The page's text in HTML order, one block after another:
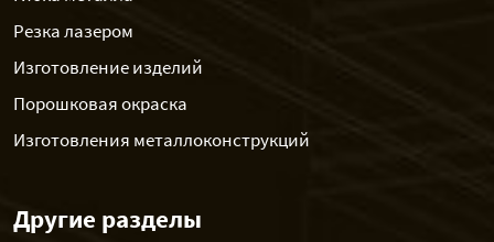
Резка лазером
Изготовление изделий
Порошковая окраска
Изготовления металлоконструкций
Другие разделы